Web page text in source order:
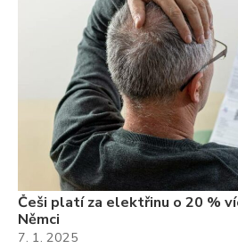
Češi platí za elektřinu o 20 %
Němci
7. 1. 2025